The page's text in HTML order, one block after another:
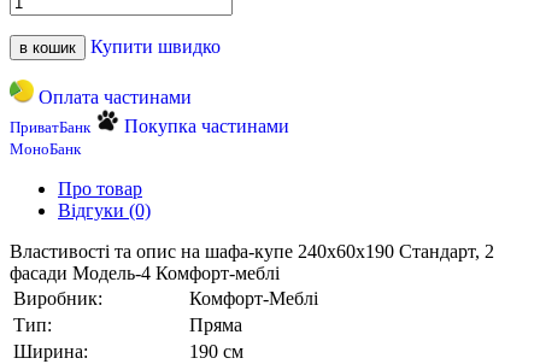
в кошик Купити швидко
Оплата частинами
ПриватБанк Покупка частинами
МоноБанк
Про товар
Відгуки (0)
Властивості та опис на шафа-купе 240х60х190 Стандарт, 2
фасади Модель-4 Комфорт-меблі
Виробник:
Комфорт-Меблі
Тип:
Пряма
Ширина:
190 см